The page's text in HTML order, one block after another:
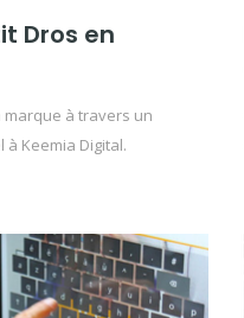
Dros en
à travers un
Keemia Digital.